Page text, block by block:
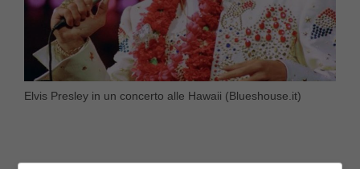
Elvis Presley in un concerto alle Hawaii (Blueshouse.it)